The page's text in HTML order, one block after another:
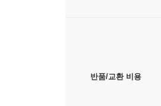
반품/교환 비용